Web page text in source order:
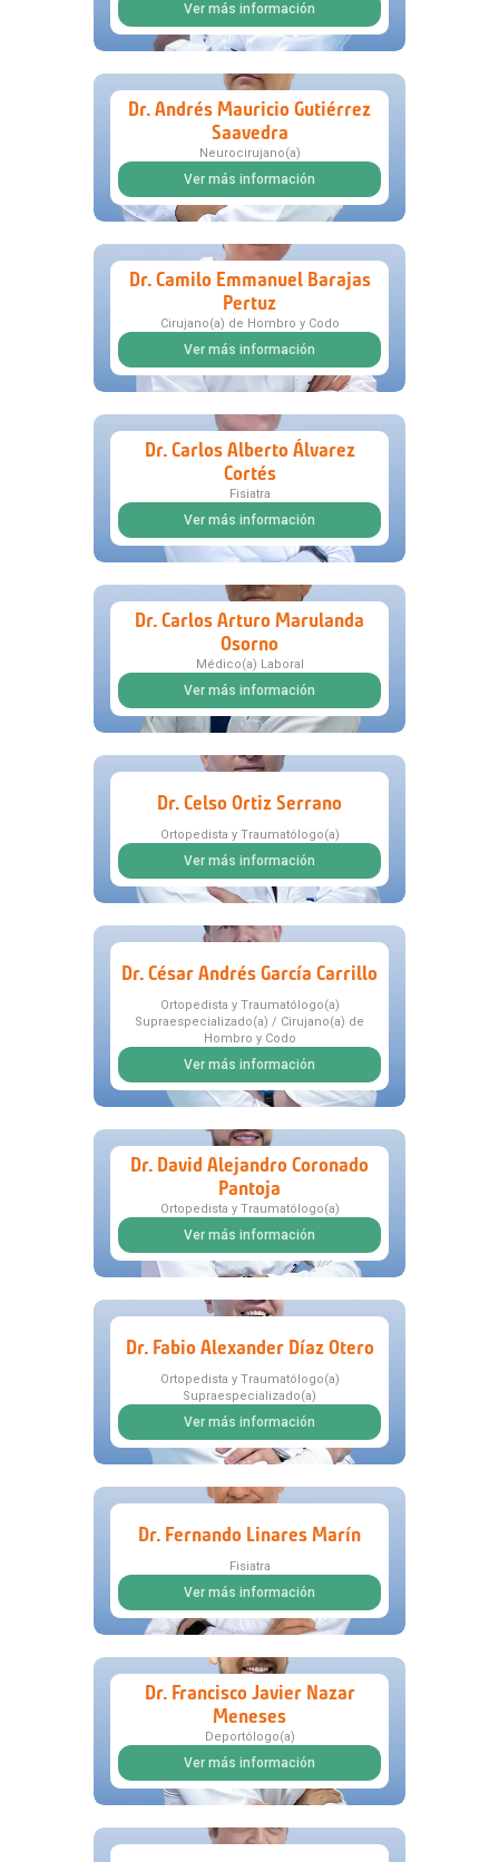
Ver más información
Dr. Andrés Mauricio Gutiérrez
Saavedra
Neurocirujano(a)
Ver más información
Dr. Camilo Emmanuel Barajas
Pertuz
Cirujano(a) de Hombro y Codo
Ver más información
Dr. Carlos Alberto Álvarez
Cortés
Fisiatra
Ver más información
Dr. Carlos Arturo Marulanda
Osorno
Médico(a) Laboral
Ver más información
Dr. Celso Ortiz Serrano
Ortopedista y Traumatólogo(a)
Ver más información
Dr. César Andrés García Carrillo
Ortopedista y Traumatólogo(a)
Supraespecializado(a) / Cirujano(a) de
Hombro y Codo
Ver más información
Dr. David Alejandro Coronado
Pantoja
Ortopedista y Traumatólogo(a)
Ver más información
Dr. Fabio Alexander Díaz Otero
Ortopedista y Traumatólogo(a)
Supraespecializado(a)
Ver más información
Dr. Fernando Linares Marín
Fisiatra
Ver más información
Dr. Francisco Javier Nazar
Meneses
Deportólogo(a)
Ver más información